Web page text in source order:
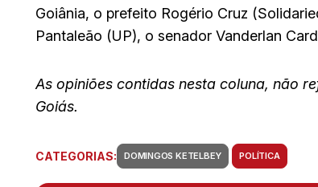
Goiânia, o prefeito Rogério Cruz
Pantaleão (UP), o senador Vanderlan
As opiniões contidas nesta coluna, não
Goiás.
CATEGORIAS: DOMINGOS KETELBEY POLÍTICA